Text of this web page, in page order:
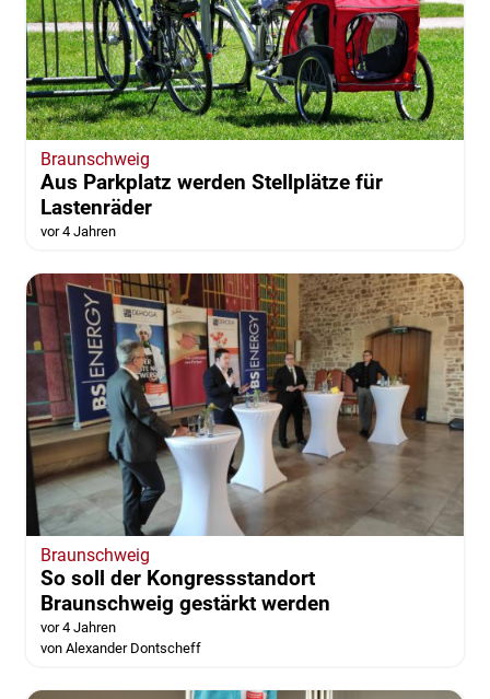
Braunschweig
Aus Parkplatz werden Stellplätze für
Lastenräder
vor 4 Jahren
Braunschweig
So soll der Kongressstandort
Braunschweig gestärkt werden
vor 4 Jahren
von Alexander Dontscheff